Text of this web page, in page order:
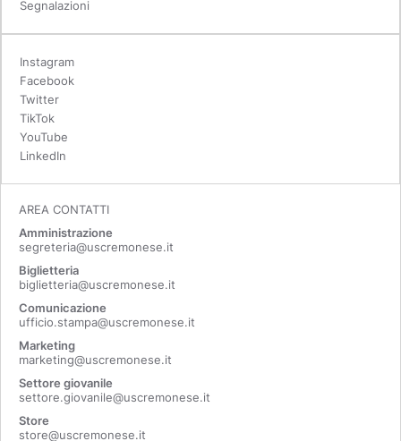
Segnalazioni
Instagram
Facebook
Twitter
TikTok
YouTube
LinkedIn
AREA CONTATTI
Amministrazione
segreteria@uscremonese.it
Biglietteria
biglietteria@uscremonese.it
Comunicazione
ufficio.stampa@uscremonese.it
Marketing
marketing@uscremonese.it
Settore giovanile
settore.giovanile@uscremonese.it
Store
store@uscremonese.it